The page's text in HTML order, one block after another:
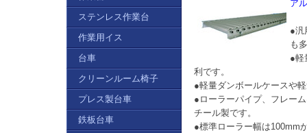
ア
●汎
も
●軽
利です。
●軽量ダンボールケースや
●ローラーパイプ、フレー
チール製です。
●標準ローラー幅は100mm
ステンレス作業台
作業用イス
台車
クリーンルーム椅子
プレス製台車
鉄板台車